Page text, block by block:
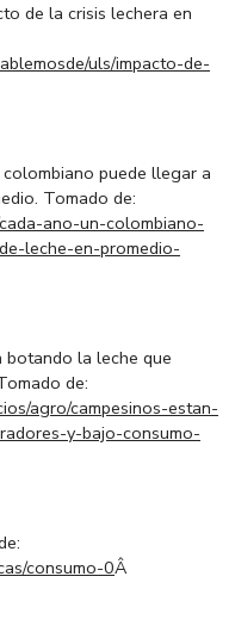
de la crisis lechera en
uls/impacto-de-
puede llegar a
Tomado de:
ano-un-colombiano-
leche-en-promedio-
botando la leche que
de:
agro/campesinos-estan-
y-bajo-consumo-
consumo-0Â